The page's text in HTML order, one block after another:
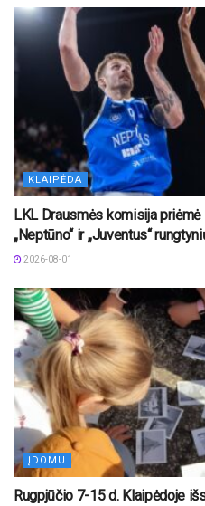
KLAIPĖDA
LKL Drausmės komisija
„Neptūno“ ir „Juventus“
2026-08-01
ĮDOMU
Rugpjūčio 7-15 d. Klaipėdoje